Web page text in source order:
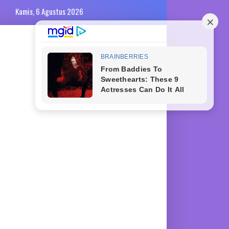
Kamis, 6 Agustus 2026